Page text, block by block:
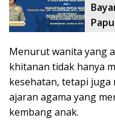
Menurut wanita yang
khitanan tidak hanya
kesehatan, tetapi
ajaran agama yang
kembang anak.